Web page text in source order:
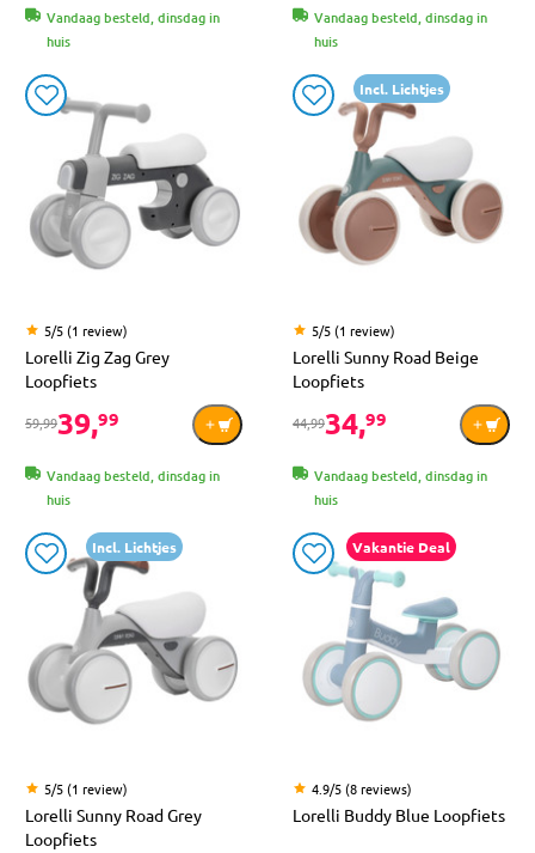
Vandaag besteld, dinsdag in
huis
Vandaag besteld, dinsdag in
huis
5/5 (1 review)
Lorelli Zig Zag Grey
Loopfiets
59,9939,99
Vandaag besteld, dinsdag in
huis
Incl. Lichtjes
5/5 (1 review)
Lorelli Sunny Road Beige
Loopfiets
44,9934,99
Vandaag besteld, dinsdag in
huis
Incl. Lichtjes
5/5 (1 review)
Lorelli Sunny Road Grey
Loopfiets
Vakantie Deal
4.9/5 (8 reviews)
Lorelli Buddy Blue Loopfiets